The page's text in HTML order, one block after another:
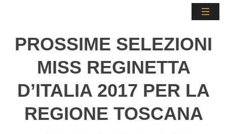
PROSSIME SELEZIONI
MISS REGINETTA
D’ITALIA 2017 PER LA
REGIONE TOSCANA